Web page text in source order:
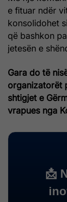
e fituar ndër
konsolidohet
që bashkon
jetesën e
Gara do të
organizatorët
shtigjet e
vrapues nga